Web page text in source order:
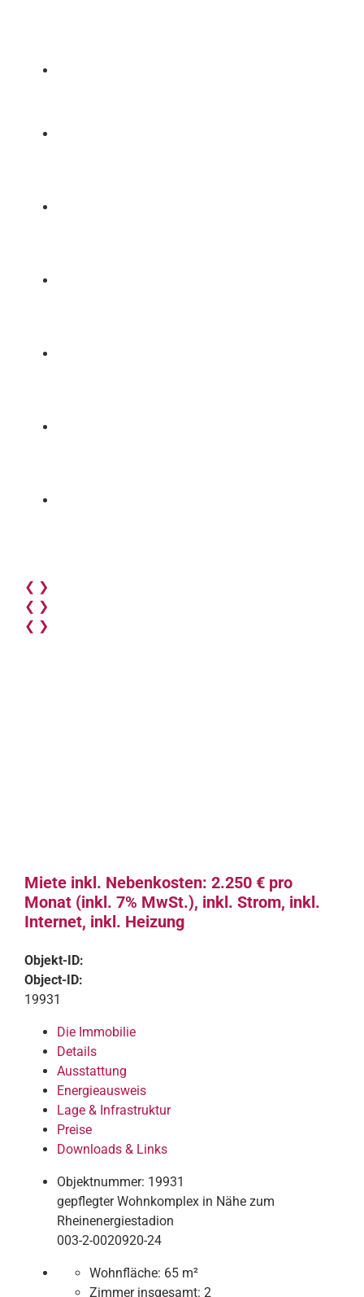
❮ ❯
❮ ❯
❮ ❯
Miete inkl. Nebenkosten: 2.250 € pro
Monat (inkl. 7% MwSt.), inkl. Strom, inkl.
Internet, inkl. Heizung
Objekt-ID:
Object-ID:
19931
Die Immobilie
Details
Ausstattung
Energieausweis
Lage & Infrastruktur
Preise
Downloads & Links
Objektnummer: 19931
gepflegter Wohnkomplex in Nähe zum
Rheinenergiestadion
003-2-0020920-24
Wohnfläche: 65 m²
Zimmer insgesamt: 2